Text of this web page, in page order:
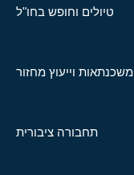
טיולים וחופש בחו"ל
משכנתאות וייעוץ מחזור
תחבורה ציבורית